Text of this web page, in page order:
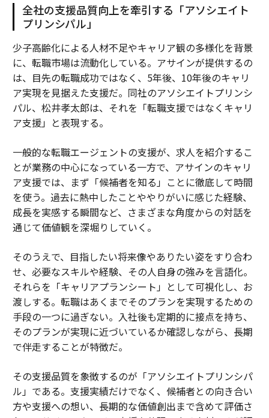
全社の支援品質向上を牽引する「アソシエイト
プリンシパル」
少子高齢化による人材不足やキャリア観の多様化を背景
に、転職市場は流動化している。アサインが提供するの
は、目先の転職成功ではなく、5年後、10年後のキャリ
ア実現を見据えた支援だ。同社のアソシエイトプリンシ
パル、松井孝太郎は、それを「転職支援ではなくキャリ
ア支援」と表現する。
一般的な転職エージェントの支援が、求人を紹介するこ
とが業務の中心になっている一方で、アサインのキャリ
ア支援では、まず「候補者を知る」ことに徹底して時間
を使う。過去に熱中したことややりがいに感じた経験、
成長を実感する瞬間など、さまざまな角度からの対話を
通じて価値観を深堀りしていく。
そのうえで、目指したい将来像やありたい姿をすり合わ
せ、必要なスキルや経験、その人自身の強みを言語化。
それらを「キャリアプランシート」として可視化し、お
渡しする。転職はあくまでそのプランを実現するための
手段の一つに過ぎない。入社後も定期的に接点を持ち、
そのプランが実現に近づいているか確認しながら、長期
で伴走することが特徴だ。
その支援品質を象徴するのが「アソシエイトプリンシパ
ル」である。支援実績だけでなく、候補者との向き合い
方や支援への想い、長期的な価値創出まで含めて評価さ